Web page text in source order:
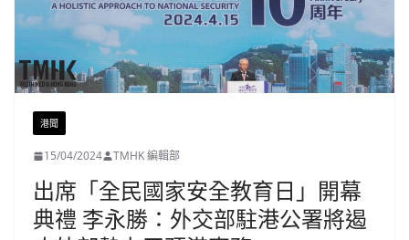
港聞
15/04/2024 TMHK 編輯部
出席「全民國家安全教育日」開幕
典禮 李永勝：外交部駐港公署將遏